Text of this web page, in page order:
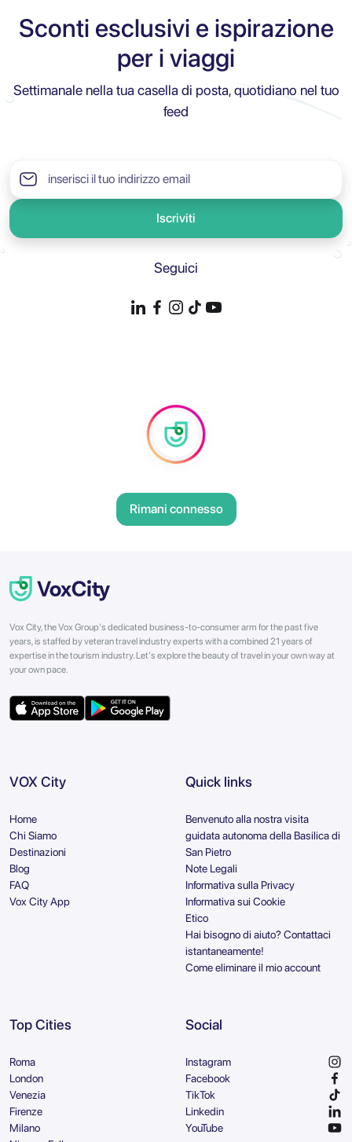
Sconti esclusivi e ispirazione
per i viaggi
Settimanale nella tua casella di posta, quotidiano nel tuo
feed
Iscriviti
Seguici
Rimani connesso
Vox City, the Vox Group's dedicated business-to-consumer arm for the past five
years, is staffed by veteran travel industry experts with a combined 21 years of
expertise in the tourism industry. Let's explore the beauty of travel in your own way at
your own pace.
VOX City
Home
Chi Siamo
Destinazioni
Blog
FAQ
Vox City App
Quick links
Benvenuto alla nostra visita
guidata autonoma della Basilica di
San Pietro
Note Legali
Informativa sulla Privacy
Informativa sui Cookie
Etico
Hai bisogno di aiuto? Contattaci
istantaneamente!
Come eliminare il mio account
Top Cities
Roma
London
Venezia
Firenze
Milano
Social
Instagram
Facebook
TikTok
Linkedin
YouTube